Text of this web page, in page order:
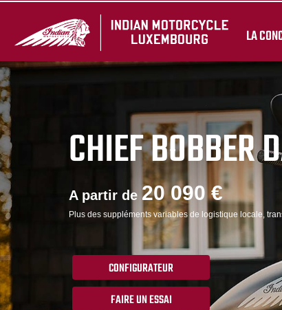
LA
CHIEF BOBBER
A partir de 20 090 €
Plus des suppléments variables de logistique locale,
CONFIGURATEUR
FAIRE UN ESSAI